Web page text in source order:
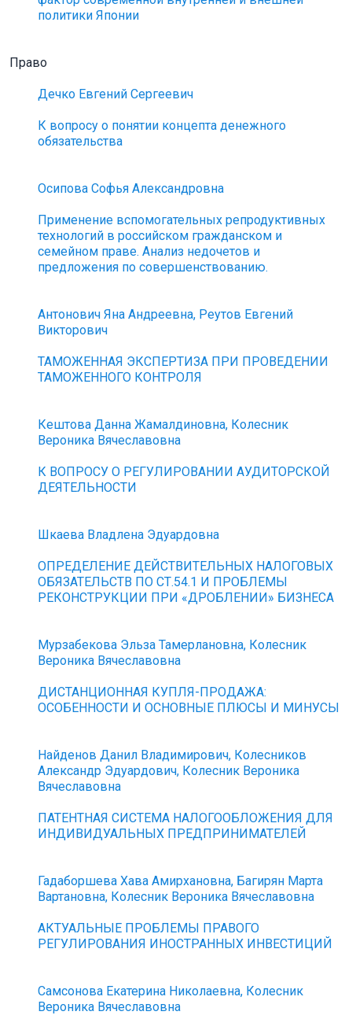
политики Японии
Право
Дечко Евгений Сергеевич
К вопросу о понятии концепта денежного
обязательства
Осипова Софья Александровна
Применение вспомогательных репродуктивных
технологий в российском гражданском и
семейном праве. Анализ недочетов и
предложения по совершенствованию.
Антонович Яна Андреевна, Реутов Евгений
Викторович
ТАМОЖЕННАЯ ЭКСПЕРТИЗА ПРИ ПРОВЕДЕНИИ
ТАМОЖЕННОГО КОНТРОЛЯ
Кештова Данна Жамалдиновна, Колесник
Вероника Вячеславовна
К ВОПРОСУ О РЕГУЛИРОВАНИИ АУДИТОРСКОЙ
ДЕЯТЕЛЬНОСТИ
Шкаева Владлена Эдуардовна
ОПРЕДЕЛЕНИЕ ДЕЙСТВИТЕЛЬНЫХ НАЛОГОВЫХ
ОБЯЗАТЕЛЬСТВ ПО СТ.54.1 И ПРОБЛЕМЫ
РЕКОНСТРУКЦИИ ПРИ «ДРОБЛЕНИИ» БИЗНЕСА
Мурзабекова Эльза Тамерлановна, Колесник
Вероника Вячеславовна
ДИСТАНЦИОННАЯ КУПЛЯ-ПРОДАЖА:
ОСОБЕННОСТИ И ОСНОВНЫЕ ПЛЮСЫ И МИНУСЫ
Найденов Данил Владимирович, Колесников
Александр Эдуардович, Колесник Вероника
Вячеславовна
ПАТЕНТНАЯ СИСТЕМА НАЛОГООБЛОЖЕНИЯ ДЛЯ
ИНДИВИДУАЛЬНЫХ ПРЕДПРИНИМАТЕЛЕЙ
Гадаборшева Хава Амирхановна, Багирян Марта
Вартановна, Колесник Вероника Вячеславовна
АКТУАЛЬНЫЕ ПРОБЛЕМЫ ПРАВОГО
РЕГУЛИРОВАНИЯ ИНОСТРАННЫХ ИНВЕСТИЦИЙ
Самсонова Екатерина Николаевна, Колесник
Вероника Вячеславовна